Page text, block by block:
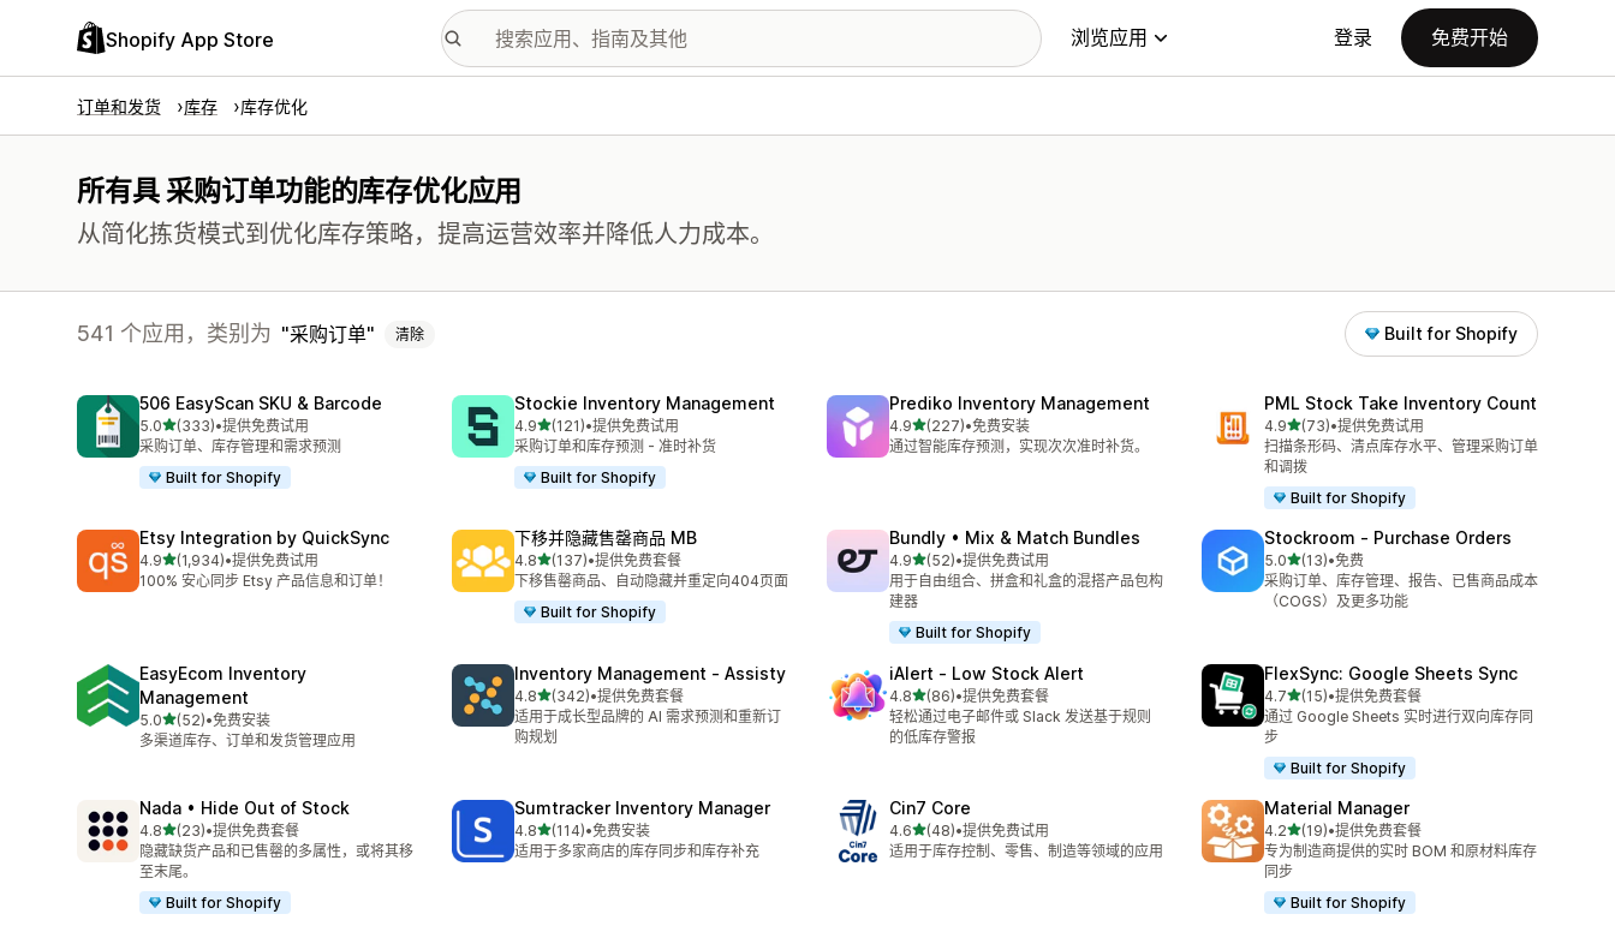
Shopify App Store 浏览应用 登录 免费开始
订单和发货 库存 库存优化
所有具 采购订单功能的库存优化应用
从简化拣货模式到优化库存策略，提高运营效率并降低人力成本。
541 个应用，类别为 采购订单 清除 Built for Shopify
506 EasyScan SKU & Barcode
5.0星（满分 5 星）
(333)
总共 333 条评论
•提供免费试用
采购订单、库存管理和需求预测
Built for Shopify
Stockie Inventory Management
4.9星（满分 5 星）
(121)
总共 121 条评论
•提供免费试用
采购订单和库存预测 - 准时补货
Built for Shopify
Prediko Inventory Management
4.9星（满分 5 星）
(227)
总共 227 条评论
•免费安装
通过智能库存预测，实现次次准时补货。
PML Stock Take Inventory Count
4.9星（满分 5 星）
(73)
总共 73 条评论
•提供免费试用
扫描条形码、清点库存水平、管理采购订单
和调拨
Built for Shopify
Etsy Integration by QuickSync
4.9星（满分 5 星）
(1,934)
总共 1934 条评论
•提供免费试用
100% 安心同步 Etsy 产品信息和订单！
下移并隐藏售罄商品 MB
4.8星（满分 5 星）
(137)
总共 137 条评论
•提供免费套餐
下移售罄商品、自动隐藏并重定向404页面
Built for Shopify
Bundly • Mix & Match Bundles
4.9星（满分 5 星）
(52)
总共 52 条评论
•提供免费试用
用于自由组合、拼盒和礼盒的混搭产品包构
建器
Built for Shopify
Stockroom ‑ Purchase Orders
5.0星（满分 5 星）
(13)
总共 13 条评论
•免费
采购订单、库存管理、报告、已售商品成本
（COGS）及更多功能
EasyEcom Inventory
Management
5.0星（满分 5 星）
(52)
总共 52 条评论
•免费安装
多渠道库存、订单和发货管理应用
Inventory Management ‑ Assisty
4.8星（满分 5 星）
(342)
总共 342 条评论
•提供免费套餐
适用于成长型品牌的 AI 需求预测和重新订
购规划
iAlert ‑ Low Stock Alert
4.8星（满分 5 星）
(86)
总共 86 条评论
•提供免费套餐
轻松通过电子邮件或 Slack 发送基于规则
的低库存警报
FlexSync: Google Sheets Sync
4.7星（满分 5 星）
(15)
总共 15 条评论
•提供免费套餐
通过 Google Sheets 实时进行双向库存同
步
Built for Shopify
Nada • Hide Out of Stock
4.8星（满分 5 星）
(23)
总共 23 条评论
•提供免费套餐
隐藏缺货产品和已售罄的多属性，或将其移
至末尾。
Built for Shopify
Sumtracker Inventory Manager
4.8星（满分 5 星）
(114)
总共 114 条评论
•免费安装
适用于多家商店的库存同步和库存补充
Cin7 Core
4.6星（满分 5 星）
(48)
总共 48 条评论
•提供免费试用
适用于库存控制、零售、制造等领域的应用
Material Manager
4.2星（满分 5 星）
(19)
总共 19 条评论
•提供免费套餐
专为制造商提供的实时 BOM 和原材料库存
同步
Built for Shopify